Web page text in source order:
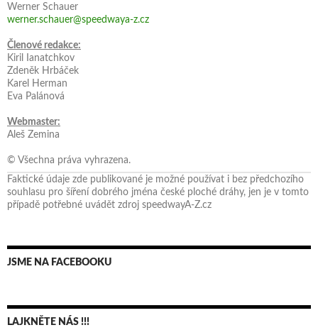
Werner Schauer
werner.schauer@speedwaya-z.cz
Členové redakce:
Kiril Ianatchkov
Zdeněk Hrbáček
Karel Herman
Eva Palánová
Webmaster:
Aleš Zemina
© Všechna práva vyhrazena.
Faktické údaje zde publikované je možné používat i bez předchozího
souhlasu pro šíření dobrého jména české ploché dráhy, jen je v tomto
případě potřebné uvádět zdroj speedwayA-Z.cz
JSME NA FACEBOOKU
LAJKNĚTE NÁS !!!